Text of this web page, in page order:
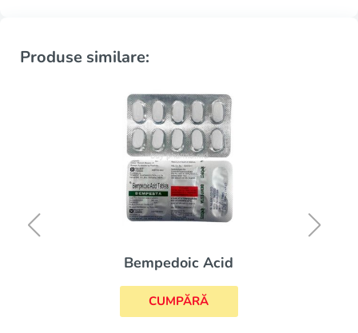
Produse similare:
Bempedoic Acid
CUMPĂRĂ